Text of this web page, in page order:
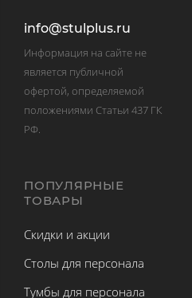
info@stulplus.ru
Информация на сайте не
является публичной
офертой, определяемой
положениями Статьи 437 ГК
РФ.
ПОПУЛЯРНЫЕ
ТОВАРЫ
Скидки и акции
Столы для персонала
Тумбы для персонала